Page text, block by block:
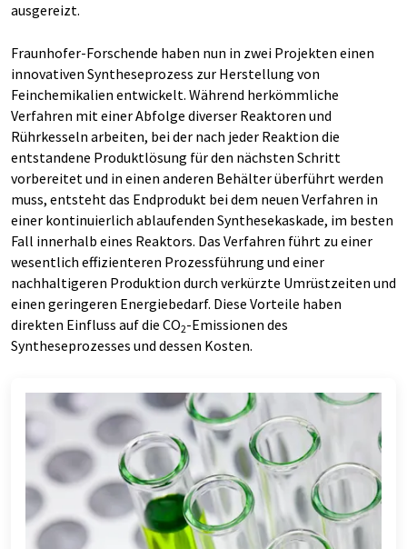
ausgereizt.
Fraunhofer-Forschende haben nun in zwei Projekten einen
innovativen Syntheseprozess zur Herstellung von
Feinchemikalien entwickelt. Während herkömmliche
Verfahren mit einer Abfolge diverser Reaktoren und
Rührkesseln arbeiten, bei der nach jeder Reaktion die
entstandene Produktlösung für den nächsten Schritt
vorbereitet und in einen anderen Behälter überführt werden
muss, entsteht das Endprodukt bei dem neuen Verfahren in
einer kontinuierlich ablaufenden Synthesekaskade, im besten
Fall innerhalb eines Reaktors. Das Verfahren führt zu einer
wesentlich effizienteren Prozessführung und einer
nachhaltigeren Produktion durch verkürzte Umrüstzeiten und
einen geringeren Energiebedarf. Diese Vorteile haben
direkten Einfluss auf die CO2-Emissionen des
Syntheseprozesses und dessen Kosten.